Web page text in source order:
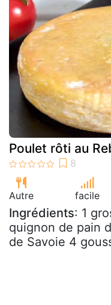
Poulet rôti au
Autre facile
Ingrédients: 1
quignon de pain
de Savoie 4